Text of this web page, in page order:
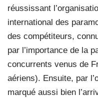
réussissant
international des
des compétiteurs,
par l’importance de la
concurrents venus de
aériens). Ensuite, par
marqué aussi bien